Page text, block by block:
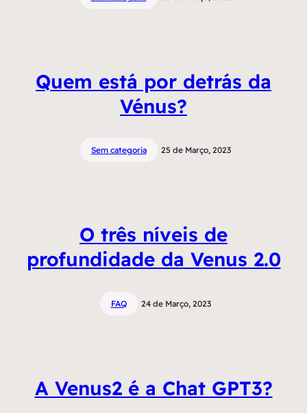
Quem está por detrás da
Vénus?
Sem categoria 25 de Março, 2023
O três níveis de
profundidade da Venus 2.0
FAQ 24 de Março, 2023
A Venus2 é a Chat GPT3?